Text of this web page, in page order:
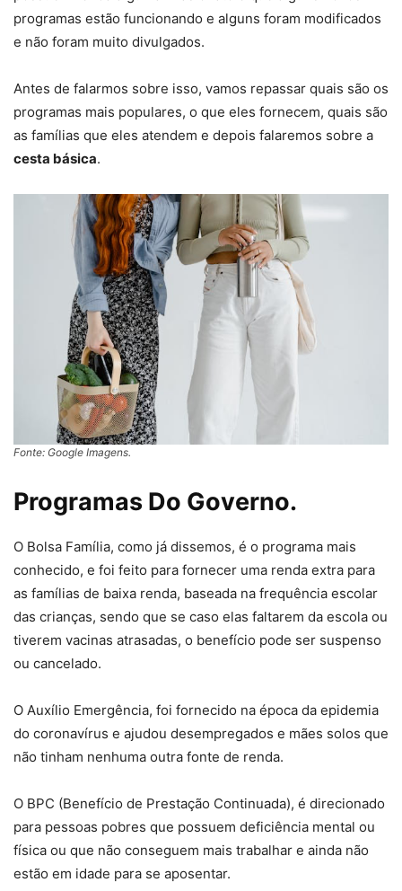
programas estão funcionando e alguns foram modificados
e não foram muito divulgados.
Antes de falarmos sobre isso, vamos repassar quais são os
programas mais populares, o que eles fornecem, quais são
as famílias que eles atendem e depois falaremos sobre a
cesta básica.
Fonte: Google Imagens.
Programas Do Governo.
O Bolsa Família, como já dissemos, é o programa mais
conhecido, e foi feito para fornecer uma renda extra para
as famílias de baixa renda, baseada na frequência escolar
das crianças, sendo que se caso elas faltarem da escola ou
tiverem vacinas atrasadas, o benefício pode ser suspenso
ou cancelado.
O Auxílio Emergência, foi fornecido na época da epidemia
do coronavírus e ajudou desempregados e mães solos que
não tinham nenhuma outra fonte de renda.
O BPC (Benefício de Prestação Continuada), é direcionado
para pessoas pobres que possuem deficiência mental ou
física ou que não conseguem mais trabalhar e ainda não
estão em idade para se aposentar.